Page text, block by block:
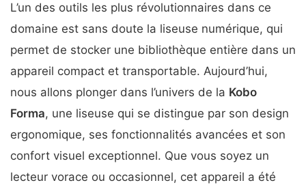
L’un des outils les plus révolutionnaires dans ce
domaine est sans doute la liseuse numérique, qui
permet de stocker une bibliothèque entière dans un
appareil compact et transportable. Aujourd’hui,
nous allons plonger dans l’univers de la Kobo
Forma, une liseuse qui se distingue par son design
ergonomique, ses fonctionnalités avancées et son
confort visuel exceptionnel. Que vous soyez un
lecteur vorace ou occasionnel, cet appareil a été